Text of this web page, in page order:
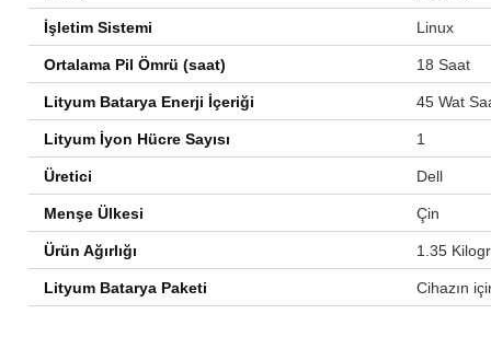
İşletim Sistemi ‎Linux
Ortalama Pil Ömrü (saat) ‎18 Saat
Lityum Batarya Enerji İçeriği ‎45 Wat
Lityum İyon Hücre Sayısı ‎1
Üretici ‎Dell
Menşe Ülkesi ‎Çin
Ürün Ağırlığı ‎1.35
Lityum Batarya Paketi ‎Cihazın